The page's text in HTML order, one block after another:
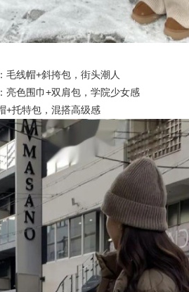
毛线帽+斜挎包，街头潮人
亮色围巾+双肩包，学院少女感
+托特包，混搭高级感